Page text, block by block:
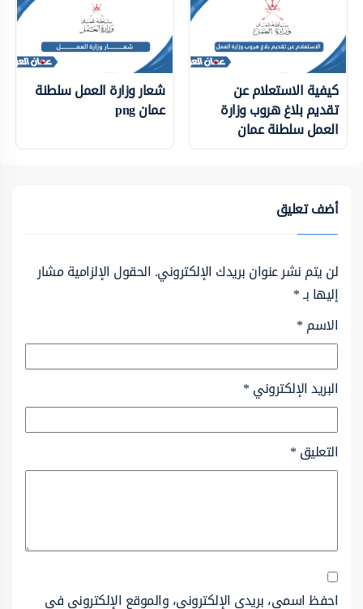
كيفية الاستعلام عن
تقديم بلاغ هروب وزارة
العمل سلطنة عمان
شعار وزارة العمل سلطنة
عمان png
أضف تعليق
لن يتم نشر عنوان بريدك الإلكتروني. الحقول الإلزامية مشار
إليها بـ*
الاسم*
البريد الإلكتروني*
التعليق*
احفظ اسمي، بريدي الإلكتروني، والموقع الإلكتروني في